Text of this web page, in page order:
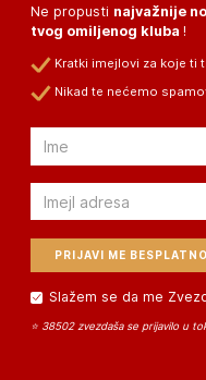
Ne propusti najvažnije
tvog omiljenog kluba !
Kratki imejlovi za koje ti
Nikad te nećemo
Email
Email
Slažem se da me
⭐ 38502 zvezdaša se prijavilo u